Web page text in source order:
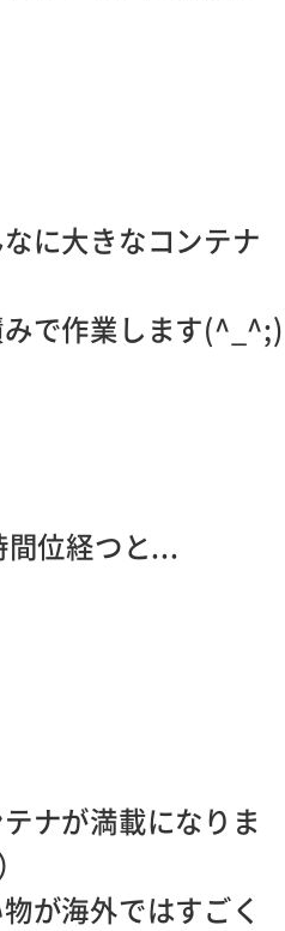
に大きなコンテナ
で作業します(^_^;)
位経つと...
ナが満載になりま
が海外ではすごく